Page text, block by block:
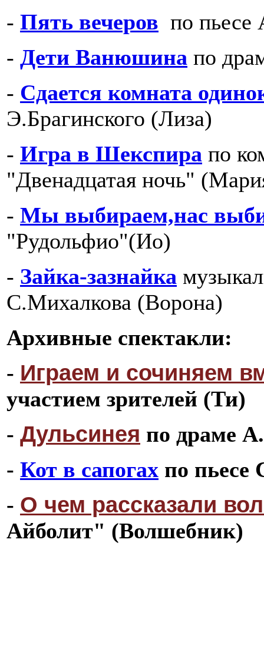
- Пять вечеров по пьесе
- Дети Ванюшина по
- Сдается комната
Э.Брагинского (Лиза)
- Игра в Шекспира по
"Двенадцатая ночь"
- Мы выбираем,нас
"Рудольфио"(Ио)
- Зайка-зазнайка
С.Михалкова (Ворона)
Архивные спектакли:
- Играем и сочиняем
участием зрителей (Ти)
- Дульсинея по драме
- Кот в сапогах по пьесе
- О чем рассказали
Айболит" (Волшебник)